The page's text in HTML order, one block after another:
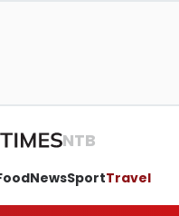
NTB
NewsSportTravel